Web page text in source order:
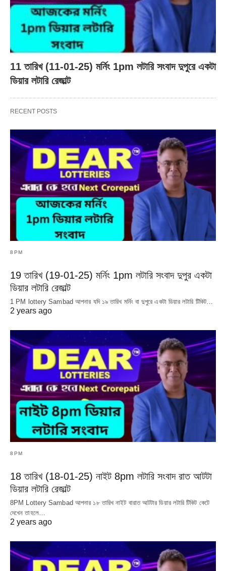
11 তারিখ (11-01-25) মর্নিং 1pm লটারি সংবাদ দুপুরে একটা
ডিয়ার লটারি রেজাল্ট
RECENT POSTS
8PM
19 তারিখ (19-01-25) মর্নিং 1pm লটারি সংবাদ দুপুর একটা
ডিয়ার লটারি রেজাল্ট
1 PM lottery Sambad আপনার যদি ১৯ তারিখ মর্নিং বা দুপুরে একটা ডিয়ার লটারি টিকিট…
2 years ago
8PM
18 তারিখ (18-01-25) নাইট 8pm লটারি সংবাদ রাত আটটা
ডিয়ার লটারি রেজাল্ট
8PM Lottery Sambad আপনার ১৮ তারিখ নাইট বারাত আটটার ডিয়ার লটারি টিকিট কেটে
দেখেন তাহলে…
2 years ago